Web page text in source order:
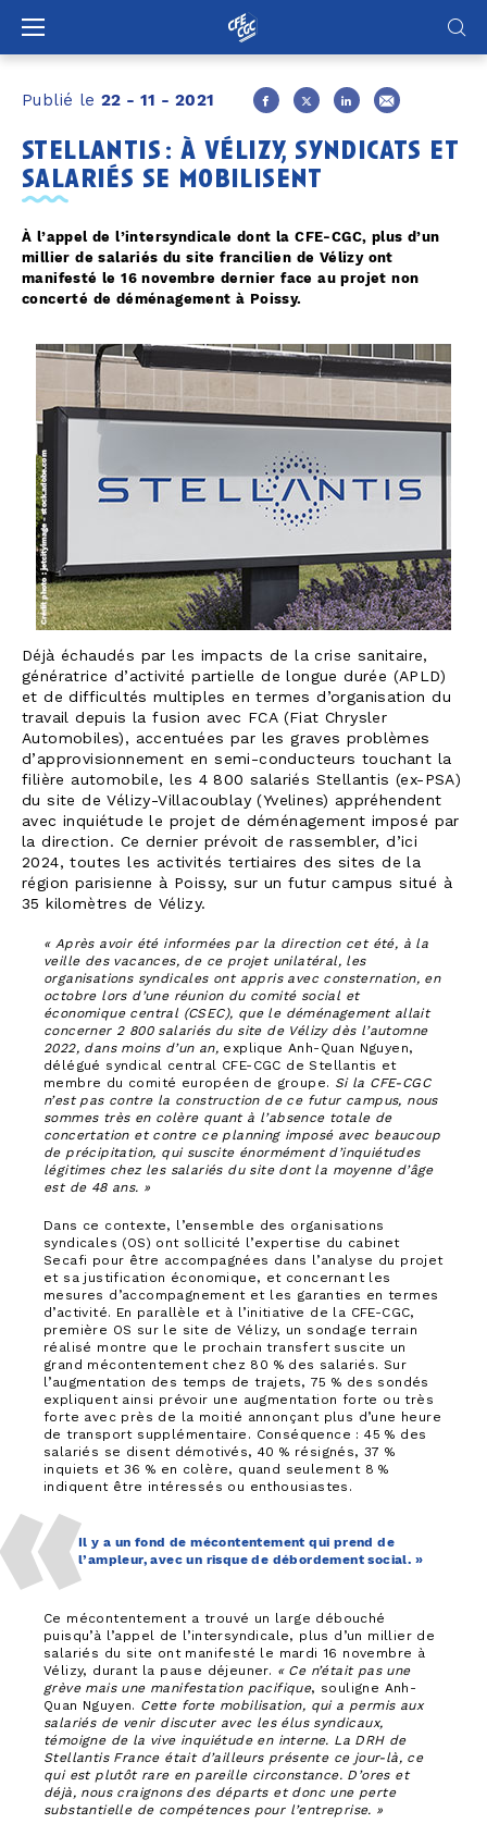
Publié le 22 - 11 - 2021
stellantis : à vélizy, syndicats et
salariés se mobilisent
À l’appel de l’intersyndicale dont la CFE-CGC, plus d’un
millier de salariés du site francilien de Vélizy ont
manifesté le 16 novembre dernier face au projet non
concerté de déménagement à Poissy.
Déjà échaudés par les impacts de la crise sanitaire,
génératrice d’activité partielle de longue durée (APLD)
et de difficultés multiples en termes d’organisation du
travail depuis la fusion avec FCA (Fiat Chrysler
Automobiles), accentuées par les graves problèmes
d’approvisionnement en semi-conducteurs touchant la
filière automobile, les 4 800 salariés Stellantis (ex-PSA)
du site de Vélizy-Villacoublay (Yvelines) appréhendent
avec inquiétude le projet de déménagement imposé par
la direction. Ce dernier prévoit de rassembler, d’ici
2024, toutes les activités tertiaires des sites de la
région parisienne à Poissy, sur un futur campus situé à
35 kilomètres de Vélizy.
« Après avoir été informées par la direction cet été, à la
veille des vacances, de ce projet unilatéral, les
organisations syndicales ont appris avec consternation, en
octobre lors d’une réunion du comité social et
économique central (CSEC), que le déménagement allait
concerner 2 800 salariés du site de Vélizy dès l’automne
2022, dans moins d’un an, explique Anh-Quan Nguyen,
délégué syndical central CFE-CGC de Stellantis et
membre du comité européen de groupe. Si la CFE-CGC
n’est pas contre la construction de ce futur campus, nous
sommes très en colère quant à l’absence totale de
concertation et contre ce planning imposé avec beaucoup
de précipitation, qui suscite énormément d’inquiétudes
légitimes chez les salariés du site dont la moyenne d’âge
est de 48 ans. »
Dans ce contexte, l’ensemble des organisations
syndicales (OS) ont sollicité l’expertise du cabinet
Secafi pour être accompagnées dans l’analyse du projet
et sa justification économique, et concernant les
mesures d’accompagnement et les garanties en termes
d’activité. En parallèle et à l’initiative de la CFE-CGC,
première OS sur le site de Vélizy, un sondage terrain
réalisé montre que le prochain transfert suscite un
grand mécontentement chez 80 % des salariés. Sur
l’augmentation des temps de trajets, 75 % des sondés
expliquent ainsi prévoir une augmentation forte ou très
forte avec près de la moitié annonçant plus d’une heure
de transport supplémentaire. Conséquence : 45 % des
salariés se disent démotivés, 40 % résignés, 37 %
inquiets et 36 % en colère, quand seulement 8 %
indiquent être intéressés ou enthousiastes.
Il y a un fond de mécontentement qui prend de
l’ampleur, avec un risque de débordement social. »
Ce mécontentement a trouvé un large débouché
puisqu’à l’appel de l’intersyndicale, plus d’un millier de
salariés du site ont manifesté le mardi 16 novembre à
Vélizy, durant la pause déjeuner. « Ce n’était pas une
grève mais une manifestation pacifique, souligne Anh-
Quan Nguyen. Cette forte mobilisation, qui a permis aux
salariés de venir discuter avec les élus syndicaux,
témoigne de la vive inquiétude en interne. La DRH de
Stellantis France était d’ailleurs présente ce jour-là, ce
qui est plutôt rare en pareille circonstance. D’ores et
déjà, nous craignons des départs et donc une perte
substantielle de compétences pour l’entreprise. »
Panneau de gestion des cookies